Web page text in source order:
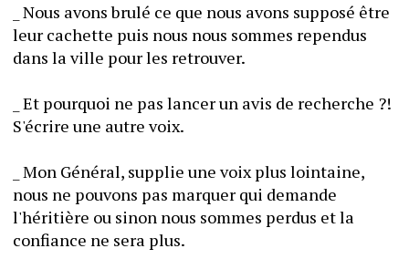
_ Nous avons brulé ce que nous avons supposé être
leur cachette puis nous nous sommes rependus
dans la ville pour les retrouver.
_ Et pourquoi ne pas lancer un avis de recherche ?!
S'écrire une autre voix.
_ Mon Général, supplie une voix plus lointaine,
nous ne pouvons pas marquer qui demande
l'héritière ou sinon nous sommes perdus et la
confiance ne sera plus.